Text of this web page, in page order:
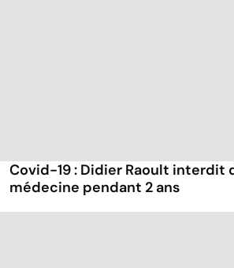
Covid-19 : Didier Raoult interdit
médecine pendant 2 ans